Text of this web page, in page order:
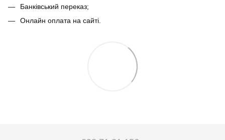
Банківський переказ;
Онлайн оплата на сайті.